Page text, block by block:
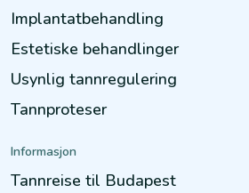
Implantatbehandling
Estetiske behandlinger
Usynlig tannregulering
Tannproteser
Informasjon
Tannreise til Budapest